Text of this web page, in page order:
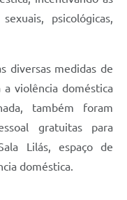
psicológicas,
diversas medidas de
violência doméstica
também foram
gratuitas para
Lilás, espaço de
doméstica.